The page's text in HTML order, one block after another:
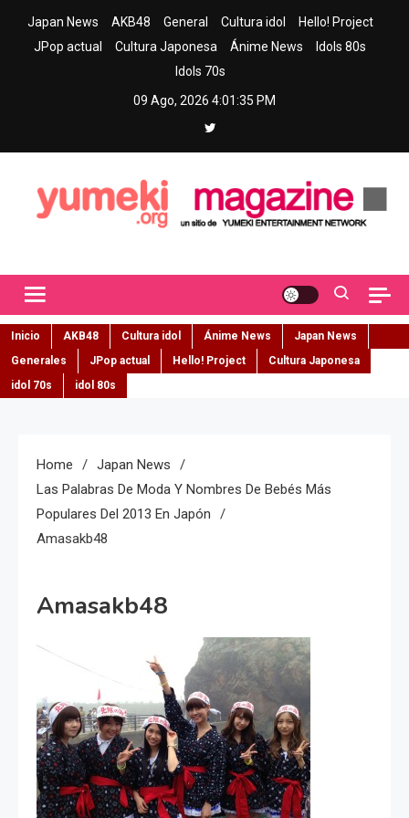
Japan News AKB48 General Cultura idol
Hello! Project
JPop actual
Cultura Japonesa Ánime News
Idols 80s
Idols 70s
09 Ago, 2026 4:01:36 PM
Inicio AKB48 Cultura idol Ánime News
Japan News
Generales
JPop actual Hello! Project
Cultura Japonesa
idol 70s
idol 80s
Home
Japan News
Las Palabras De Moda Y Nombres De Bebés Más
Populares Del 2013 En Japón
Amasakb48
Amasakb48